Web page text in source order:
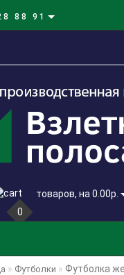
88 91
0
товаров, на 0.00р.
Футболки Футболка